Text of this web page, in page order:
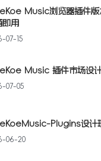
Music浏览器插件版
即用
07-15
Music 插件市场设
07-05
Plugins设计
06-20